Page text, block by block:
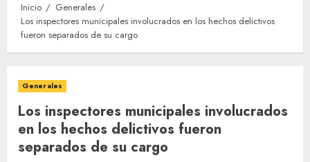
Inicio
Generales
Los inspectores municipales involucrados en los hechos delictivos
fueron separados de su cargo
Generales
Los inspectores municipales involucrados
en los hechos delictivos fueron
separados de su cargo